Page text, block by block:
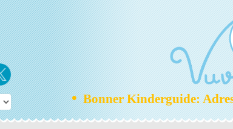
•Bonner Kinderguide: